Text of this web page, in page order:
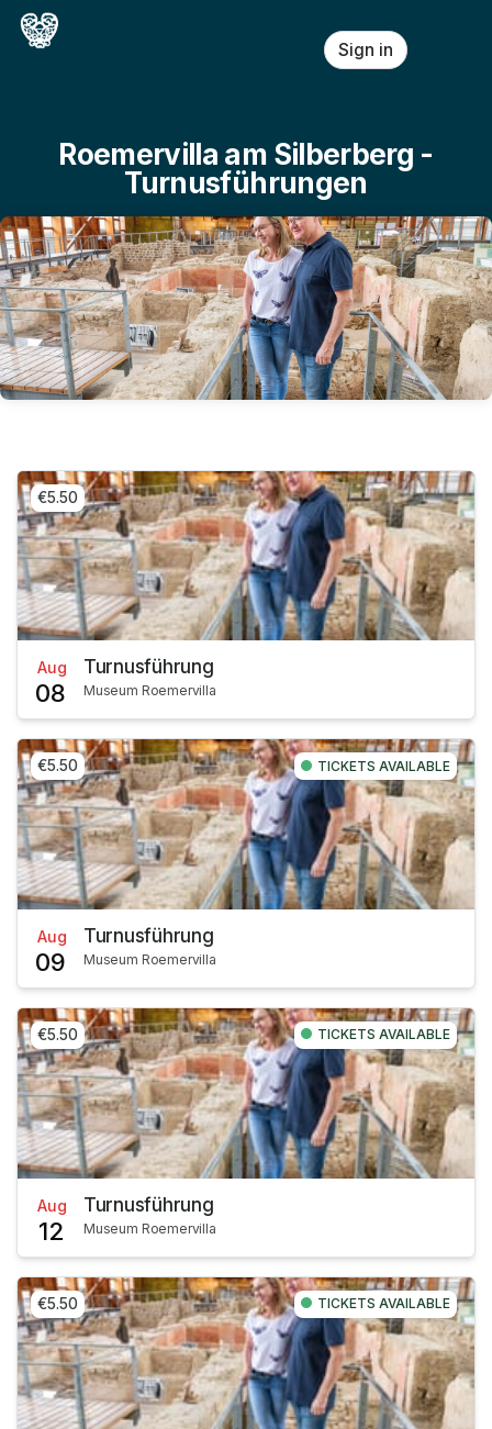
Skip header
Sign in
Roemervilla am Silberberg -
Turnusführungen
€5.50
Aug
08
Turnusführung
Museum Roemervilla
€5.50 TICKETS AVAILABLE
Aug
09
Turnusführung
Museum Roemervilla
€5.50 TICKETS AVAILABLE
Aug
12
Turnusführung
Museum Roemervilla
€5.50 TICKETS AVAILABLE